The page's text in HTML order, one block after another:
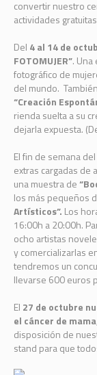
convertir nuestro
actividades
Del 4 al 14 de
FOTOMUJER”.
fotográfico de
del mundo.
“Creación
rienda suelta a su
dejarla expuesta.
El fin de semana del
extras cargadas de
una muestra de
los más pequeños
Artísticos”. Los
16:00h a 20:00h.
ocho artistas
y comercializarlas
tendremos un
llevarse 600 euros
El 27 de octubre
el cáncer de mama
disposición de
stand para que